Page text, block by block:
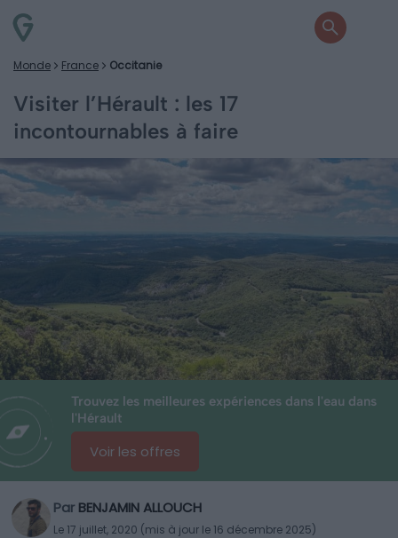
Monde France Occitanie
Visiter l’Hérault : les 17
incontournables à faire
Trouvez les meilleures expériences dans l'eau dans
l'Hérault
Voir les offres
Par BENJAMIN ALLOUCH
Le 17 juillet, 2020 (mis à jour le 16 décembre 2025)